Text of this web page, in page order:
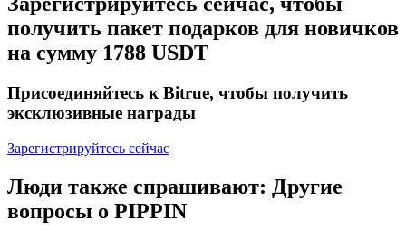
Блокировки BTR
Эксклюзивные инвестиции для владельцев BTR
получить пакет подарков для новичков
на сумму 1788 USDT
Присоединяйтесь к Bitrue, чтобы получить
эксклюзивные награды
Зарегистрируйтесь сейчас
Люди также спрашивают: Другие
вопросы о PIPPIN